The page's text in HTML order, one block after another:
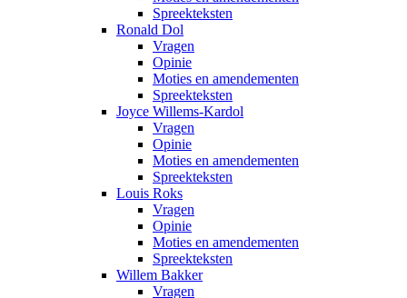
Spreekteksten
Ronald Dol
Vragen
Opinie
Moties en amendementen
Spreekteksten
Joyce Willems-Kardol
Vragen
Opinie
Moties en amendementen
Spreekteksten
Louis Roks
Vragen
Opinie
Moties en amendementen
Spreekteksten
Willem Bakker
Vragen